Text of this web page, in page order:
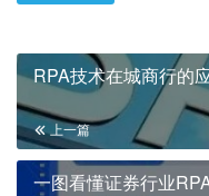
RPA技术在城商行的
上一篇
一图看懂证券行业